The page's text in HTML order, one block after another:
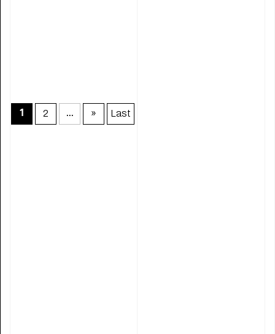
1 2 ... » Last